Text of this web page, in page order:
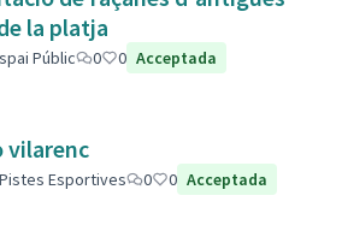
la platja
Públic 0 0 Acceptada
vilarenc
Pistes Esportives 0 0 Acceptada